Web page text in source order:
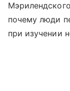
почему люди
при изучении